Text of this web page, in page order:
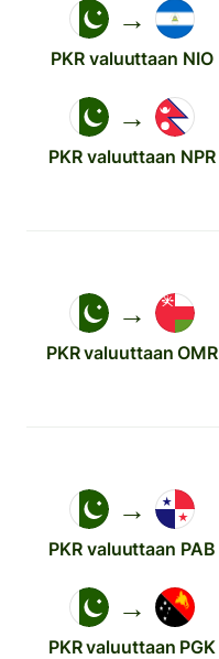
→
PKR valuuttaan NIO
→
PKR valuuttaan NPR
→
PKR valuuttaan OMR
→
PKR valuuttaan PAB
→
PKR valuuttaan PGK